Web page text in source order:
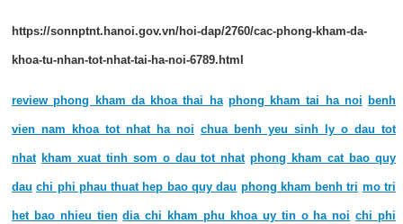
https://sonnptnt.hanoi.gov.vn/hoi-dap/2760/cac-phong-kham-da-
khoa-tu-nhan-tot-nhat-tai-ha-noi-6789.html
review phong kham da khoa thai ha phong kham tai ha noi benh
vien nam khoa tot nhat ha noi chua benh yeu sinh ly o dau tot
nhat kham xuat tinh som o dau tot nhat phong kham cat bao quy
dau chi phi phau thuat hep bao quy dau phong kham benh tri mo tri
het bao nhieu tien dia chi kham phu khoa uy tin o ha noi chi phi